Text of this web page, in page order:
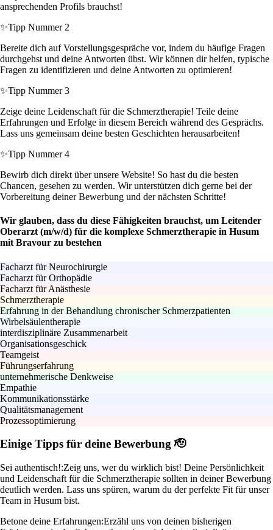
ansprechenden Profils brauchst!
✨Tipp Nummer 2
Bereite dich auf Vorstellungsgespräche vor, indem du häufige Fragen
durchgehst und deine Antworten übst. Wir können dir helfen, typische
Fragen zu identifizieren und deine Antworten zu optimieren!
✨Tipp Nummer 3
Zeige deine Leidenschaft für die Schmerztherapie! Teile deine
Erfahrungen und Erfolge in diesem Bereich während des Gesprächs.
Lass uns gemeinsam deine besten Geschichten herausarbeiten!
✨Tipp Nummer 4
Bewirb dich direkt über unsere Website! So hast du die besten
Chancen, gesehen zu werden. Wir unterstützen dich gerne bei der
Vorbereitung deiner Bewerbung und der nächsten Schritte!
Wir glauben, dass du diese Fähigkeiten brauchst, um Leitender
Oberarzt (m/w/d) für die komplexe Schmerztherapie in Husum
mit Bravour zu bestehen
Facharzt für Neurochirurgie
Facharzt für Orthopädie
Facharzt für Anästhesie
Schmerztherapie
Erfahrung in der Behandlung chronischer Schmerzpatienten
Wirbelsäulentherapie
interdisziplinäre Zusammenarbeit
Organisationsgeschick
Teamgeist
Führungserfahrung
unternehmerische Denkweise
Empathie
Kommunikationsstärke
Qualitätsmanagement
Prozessoptimierung
Einige Tipps für deine Bewerbung 🫡
Sei authentisch!:Zeig uns, wer du wirklich bist! Deine Persönlichkeit
und Leidenschaft für die Schmerztherapie sollten in deiner Bewerbung
deutlich werden. Lass uns spüren, warum du der perfekte Fit für unser
Team in Husum bist.
Betone deine Erfahrungen:Erzähl uns von deinen bisherigen